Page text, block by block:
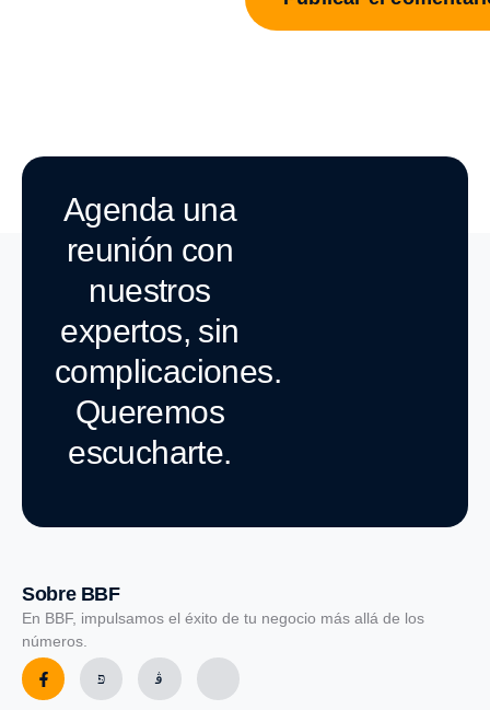
Agenda una
reunión con
nuestros
expertos, sin
complicaciones.
Queremos
escucharte.
Sobre BBF
En BBF, impulsamos el éxito de tu negocio más allá de los
números.